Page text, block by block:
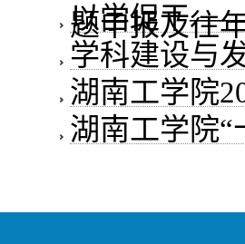
题申报及往
以学促干——
学科建设与
湖南工学院
湖南工学院